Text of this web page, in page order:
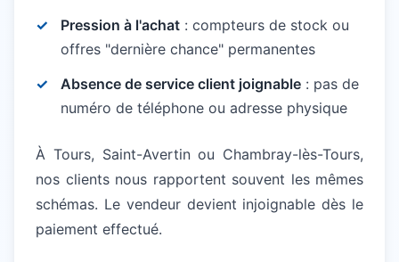
Pression à l'achat : compteurs de stock ou
offres "dernière chance" permanentes
Absence de service client joignable : pas de
numéro de téléphone ou adresse physique
À Tours, Saint-Avertin ou Chambray-lès-Tours,
nos clients nous rapportent souvent les mêmes
schémas. Le vendeur devient injoignable dès le
paiement effectué.